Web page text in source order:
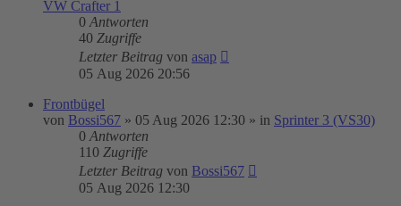
VW Crafter 1
0 Antworten
40 Zugriffe
Letzter Beitrag von asap
05 Aug 2026 20:56
Frontbügel
von Bossi567 » 05 Aug 2026 12:30 » in Sprinter 3 (VS30)
0 Antworten
110 Zugriffe
Letzter Beitrag von Bossi567
05 Aug 2026 12:30